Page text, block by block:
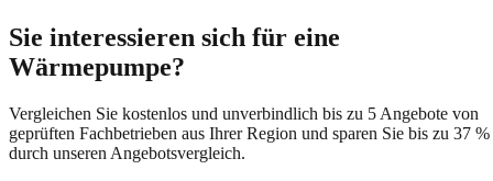
Sie interessieren sich für eine
Wärmepumpe?
Vergleichen Sie kostenlos und unverbindlich bis zu 5 Angebote von
geprüften Fachbetrieben aus Ihrer Region und sparen Sie bis zu 37 %
durch unseren Angebotsvergleich.